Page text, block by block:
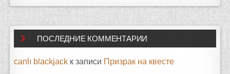
ПОСЛЕДНИЕ КОММЕНТАРИИ
canlı blackjack к записи Призрак на квесте